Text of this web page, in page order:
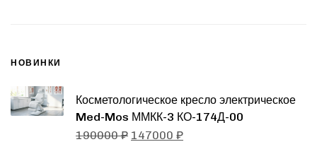
НОВИНКИ
Косметологическое кресло электрическое
Med-Mos ММКК-3 КО-174Д-00
190000₽ 147000 ₽